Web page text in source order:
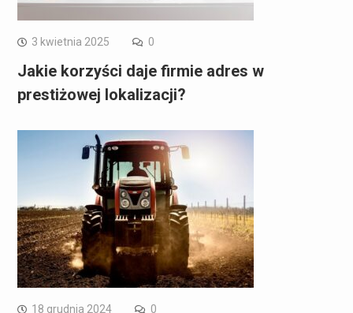
3 kwietnia 2025 0
Jakie korzyści daje firmie adres w
prestiżowej lokalizacji?
18 grudnia 2024 0